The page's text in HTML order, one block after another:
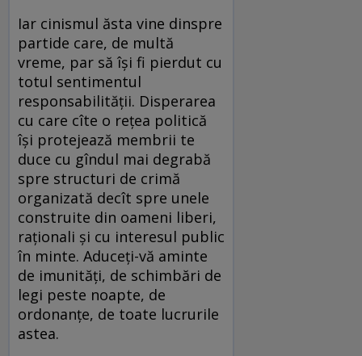
Iar cinismul ăsta vine dinspre
partide care, de multă
vreme, par să își fi pierdut cu
totul sentimentul
responsabilității. Disperarea
cu care cîte o rețea politică
își protejează membrii te
duce cu gîndul mai degrabă
spre structuri de crimă
organizată decît spre unele
construite din oameni liberi,
raționali și cu interesul public
în minte. Aduceți-vă aminte
de imunități, de schimbări de
legi peste noapte, de
ordonanțe, de toate lucrurile
astea.